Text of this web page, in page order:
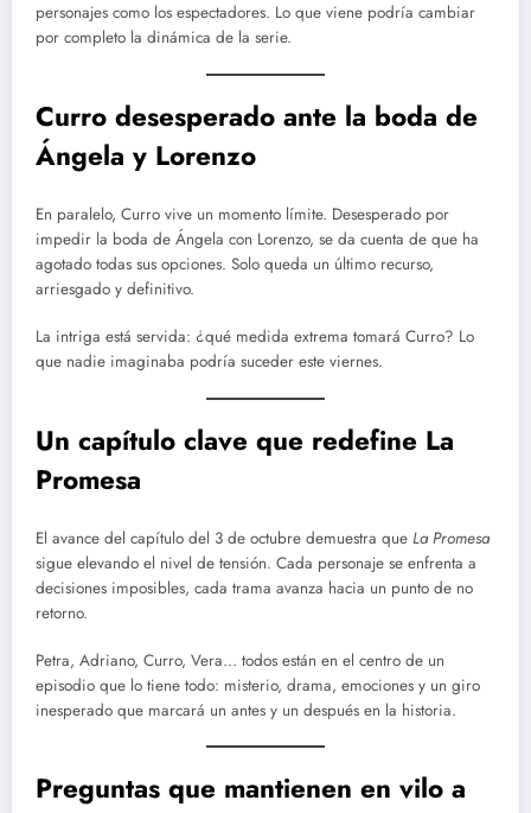
personajes como los espectadores. Lo que viene podría cambiar
por completo la dinámica de la serie.
Curro desesperado ante la boda de
Ángela y Lorenzo
En paralelo, Curro vive un momento límite. Desesperado por
impedir la boda de Ángela con Lorenzo, se da cuenta de que ha
agotado todas sus opciones. Solo queda un último recurso,
arriesgado y definitivo.
La intriga está servida: ¿qué medida extrema tomará Curro? Lo
que nadie imaginaba podría suceder este viernes.
Un capítulo clave que redefine La
Promesa
El avance del capítulo del 3 de octubre demuestra que La Promesa
sigue elevando el nivel de tensión. Cada personaje se enfrenta a
decisiones imposibles, cada trama avanza hacia un punto de no
retorno.
Petra, Adriano, Curro, Vera… todos están en el centro de un
episodio que lo tiene todo: misterio, drama, emociones y un giro
inesperado que marcará un antes y un después en la historia.
Preguntas que mantienen en vilo a